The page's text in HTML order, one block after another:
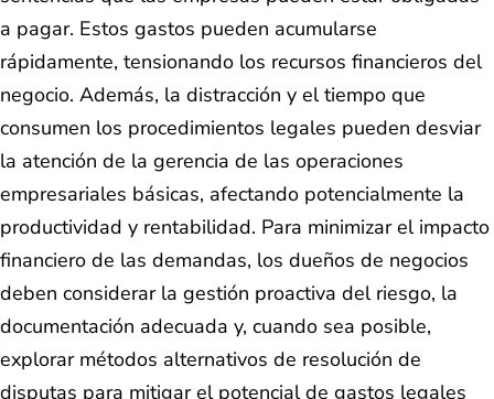
a pagar. Estos gastos pueden acumularse
rápidamente, tensionando los recursos financieros del
negocio. Además, la distracción y el tiempo que
consumen los procedimientos legales pueden desviar
la atención de la gerencia de las operaciones
empresariales básicas, afectando potencialmente la
productividad y rentabilidad. Para minimizar el impacto
financiero de las demandas, los dueños de negocios
deben considerar la gestión proactiva del riesgo, la
documentación adecuada y, cuando sea posible,
explorar métodos alternativos de resolución de
disputas para mitigar el potencial de gastos legales